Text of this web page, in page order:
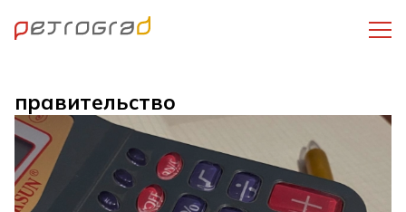
правительство